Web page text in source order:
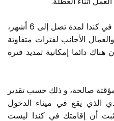
كقاعدة عامة،يمكن للزوار البقاء في كندا لمدة تصل إلى 6 أشهر،
الأجانب لفترات متفاوتة
دائما إمكانية تمديد فترة
صالحة، و ذلك حسب تقدير
الذي يقع في ميناء الدخول
أن إقامتك في كندا ليست